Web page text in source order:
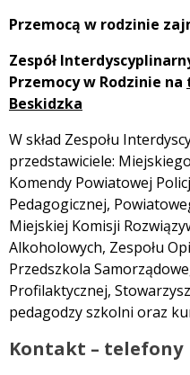
Przemocą w rodzinie
Zespół
Przemocy w Rodzinie na
Beskidzka
W skład Zespołu
przedstawiciele:
Komendy Powiatowej
Pedagogicznej,
Miejskiej Komisji
Alkoholowych, Zespołu
Przedszkola
Profilaktycznej,
pedagodzy szkolni oraz
Kontakt – telefony